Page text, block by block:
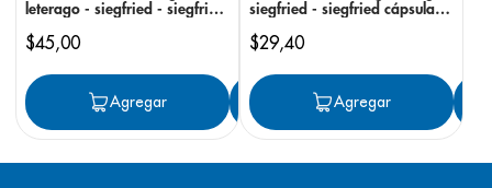
leterago - siegfried - siegfried
$45,00
Agregar Agregar
siegfried - siegfried cápsulas
$29,40
Agregar